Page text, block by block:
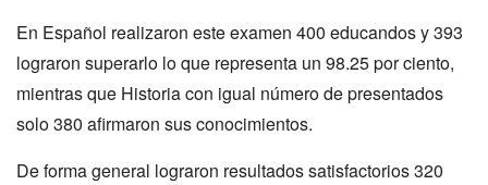
En Español realizaron este examen 400 educandos y 393
lograron superarlo lo que representa un 98.25 por ciento,
mientras que Historia con igual número de presentados
solo 380 afirmaron sus conocimientos.
De forma general lograron resultados satisfactorios 320